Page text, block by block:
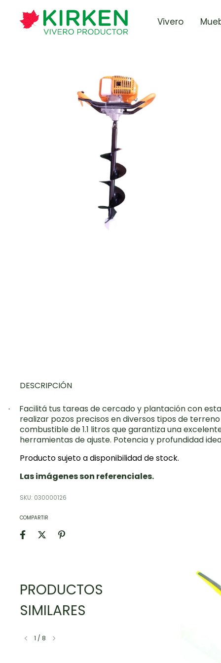
Vivero
DESCRIPCIÓN
·
Facilitá tus tareas de cercado y plantación con
realizar pozos precisos en diversos tipos de
combustible de 1.1 litros que garantiza una
herramientas de ajuste. Potencia y profundidad
Producto sujeto a disponibilidad de stock.
Las imágenes son referenciales.
SKU: 030000126
COMPARTIR
PRODUCTOS
SIMILARES
1 / 8